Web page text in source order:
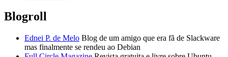
Blogroll
Ednei P. de Melo Blog de um amigo que era fã de Slackware
mas finalmente se rendeu ao Debian